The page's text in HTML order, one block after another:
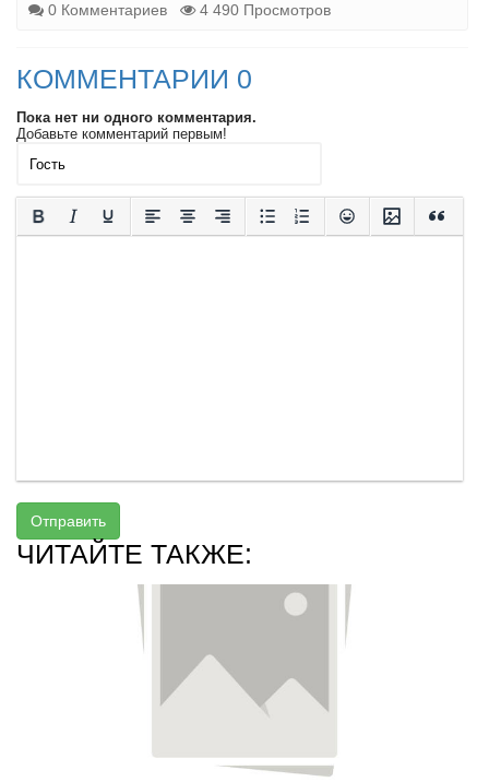
0 Комментариев
4 490 Просмотров
КОММЕНТАРИИ 0
Пока нет ни одного комментария.
Добавьте комментарий первым!
Отправить
ЧИТАЙТЕ ТАКЖЕ: